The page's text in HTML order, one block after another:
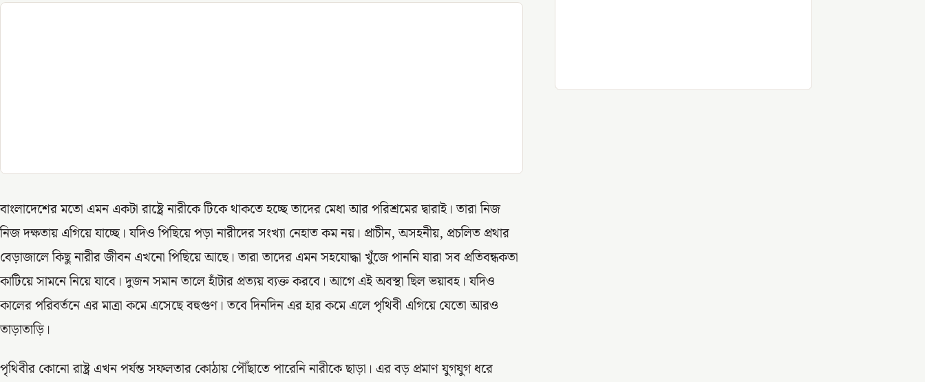
বাংলাদেশের মতো এমন একটা রাষ্ট্রে নারীকে টিকে থাকতে হচ্ছে তাদের মেধা আর পরিশ্রমের দ্বারাই। তারা নিজ
নিজ দক্ষতায় এগিয়ে যাচ্ছে। যদিও পিছিয়ে পড়া নারীদের সংখ্যা নেহাত কম নয়। প্রাচীন, অসহনীয়, প্রচলিত প্রথার
বেড়াজালে কিছু নারীর জীবন এখনো পিছিয়ে আছে। তারা তাদের এমন সহযোদ্ধা খুঁজে পাননি যারা সব প্রতিবন্ধকতা
কাটিয়ে সামনে নিয়ে যাবে। দুজন সমান তালে হাঁটার প্রত্যয় ব্যক্ত করবে। আগে এই অবস্থা ছিল ভয়াবহ। যদিও
কালের পরিবর্তনে এর মাত্রা কমে এসেছে বহুগুণ। তবে দিনদিন এর হার কমে এলে পৃথিবী এগিয়ে যেতো আরও
তাড়াতাড়ি।
পৃথিবীর কোনো রাষ্ট্র এখন পর্যন্ত সফলতার কোঠায় পৌঁছাতে পারেনি নারীকে ছাড়া। এর বড় প্রমাণ যুগযুগ ধরে